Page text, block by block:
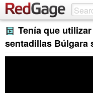
Tenía que
sentadillas Búlgara